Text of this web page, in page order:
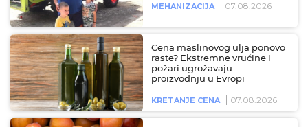
MEHANIZACIJA 07.08.2026
Cena maslinovog ulja ponovo
raste? Ekstremne vrućine i
požari ugrožavaju
proizvodnju u Evropi
KRETANJE CENA 07.08.2026